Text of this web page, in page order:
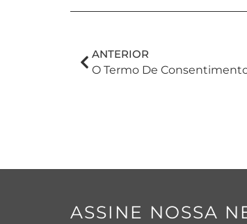
ANTERIOR
O Termo De
ASSINE NOSSA